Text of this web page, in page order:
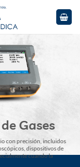
Gases
con precisión, incluidos
dispositivos de
cuando la